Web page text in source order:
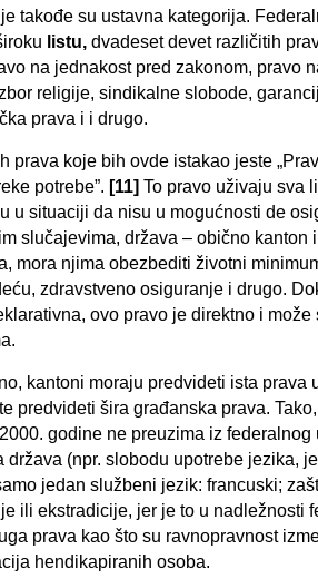
takođe su ustavna kategorija.
listu, dvadeset devet različitih
na jednakost pred zakonom, pravo
religije, sindikalne slobode,
prava i i drugo.
prava koje bih ovde istakao jeste
potrebe”. [11] To pravo uživaju sva
u situaciji da nisu u mogućnosti de
slučajevima, država – obično kanton
mora njima obezbediti životni
zdravstveno osiguranje i drugo.
ovo pravo je direktno i može
kantoni moraju predvideti ista prava
predvideti šira građanska prava.
godine ne preuzima iz federalnog
država (npr. slobodu upotrebe jezika,
jedan službeni jezik: francuski;
ili ekstradicije, jer je to u nadležnosti
prava kao što su ravnopravnost
hendikapiranih osoba.